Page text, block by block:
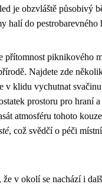
je obzvláště působivý
halí do pestrobarevného
piknikového
Najdete zde
v klidu vychutnat
prostoru pro hraní a
atmosféru tohoto
, což svědčí o péči
v okolí se nachází i